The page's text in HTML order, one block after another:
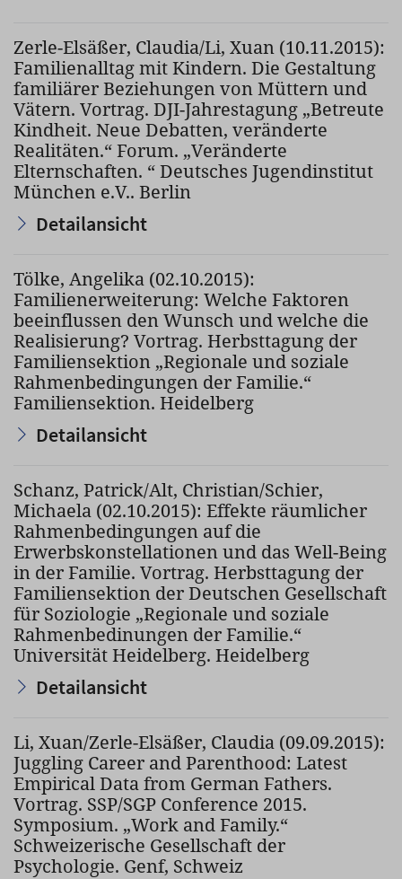
Zerle-Elsäßer, Claudia/Li, Xuan (10.11.2015):
Familienalltag mit Kindern. Die Gestaltung
familiärer Beziehungen von Müttern und
Vätern. Vortrag. DJI-Jahrestagung „Betreute
Kindheit. Neue Debatten, veränderte
Realitäten.“ Forum. „Veränderte
Elternschaften. “ Deutsches Jugendinstitut
München e.V.. Berlin
Detailansicht
Tölke, Angelika (02.10.2015):
Familienerweiterung: Welche Faktoren
beeinflussen den Wunsch und welche die
Realisierung? Vortrag. Herbsttagung der
Familiensektion „Regionale und soziale
Rahmenbedingungen der Familie.“
Familiensektion. Heidelberg
Detailansicht
Schanz, Patrick/Alt, Christian/Schier,
Michaela (02.10.2015): Effekte räumlicher
Rahmenbedingungen auf die
Erwerbskonstellationen und das Well-Being
in der Familie. Vortrag. Herbsttagung der
Familiensektion der Deutschen Gesellschaft
für Soziologie „Regionale und soziale
Rahmenbedinungen der Familie.“
Universität Heidelberg. Heidelberg
Detailansicht
Li, Xuan/Zerle-Elsäßer, Claudia (09.09.2015):
Juggling Career and Parenthood: Latest
Empirical Data from German Fathers.
Vortrag. SSP/SGP Conference 2015.
Symposium. „Work and Family.“
Schweizerische Gesellschaft der
Psychologie. Genf, Schweiz